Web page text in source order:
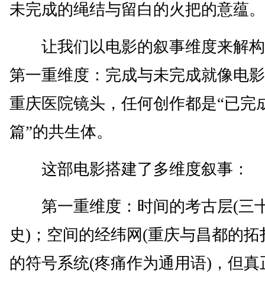
未完成的绳结与留白的火把的意蕴。
让我们以电影的叙事维度来解构
第一重维度：完成与未完成就像电
重庆医院镜头，任何创作都是“已完
篇”的共生体。
这部电影搭建了多维度叙事：
第一重维度：时间的考古层(三
史)；空间的经纬网(重庆与昌都的
的符号系统(疼痛作为通用语)，但真